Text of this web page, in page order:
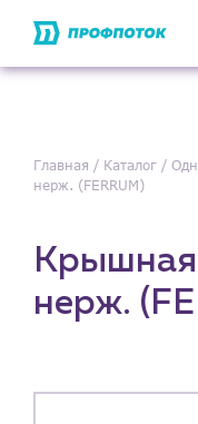
Главная Каталог
нерж. (FERRUM)
нерж.